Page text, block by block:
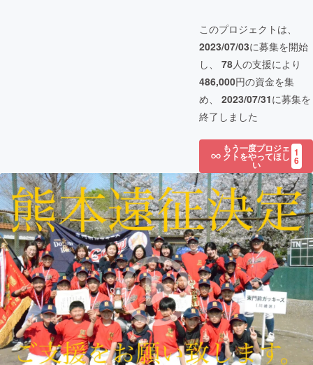
このプロジェクトは、
2023/07/03に募集を開始
し、 78人の支援により
486,000円の資金を集
め、 2023/07/31に募集を
終了しました
もう一度プロジェ
クトをやってほし
い
1
6